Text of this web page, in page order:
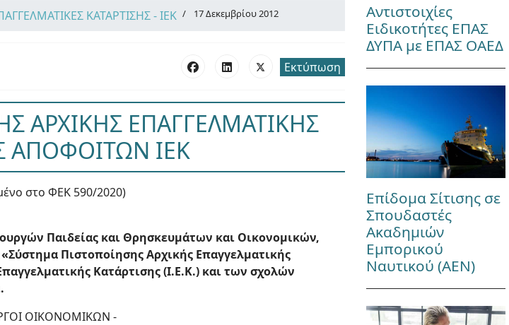
ΚΑΤΑΡΤΙΣΗΣ - ΙΕΚ 17 Δεκεμβρίου 2012
Εκτύπωση
ΑΡΧΙΚΗΣ ΕΠΑΓΓΕΛΜΑΤΙΚΗΣ
ΑΠΟΦΟΙΤΩΝ ΙΕΚ
στο ΦΕΚ 590/2020)
Παιδείας και Θρησκευμάτων και Οικονομικών,
Πιστοποίησης Αρχικής Επαγγελματικής
Κατάρτισης (Ι.Ε.Κ.) και των σχολών
ΟΙΚΟΝΟΜΙΚΩΝ -
Αντιστοιχίες
Ειδικοτήτες ΕΠΑΣ
ΔΥΠΑ με ΕΠΑΣ ΟΑΕΔ
Επίδομα Σίτισης σε
Σπουδαστές
Ακαδημιών
Εμπορικού
Ναυτικού (ΑΕΝ)